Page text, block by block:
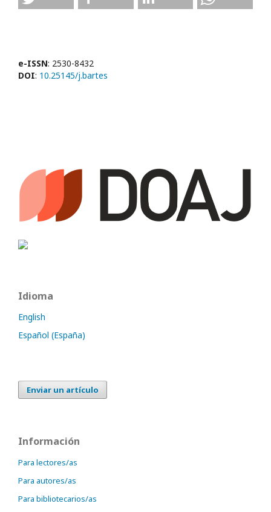
e-ISSN: 2530-8432
DOI: 10.25145/j.bartes
Idioma
English
Español (España)
Enviar un artículo
Información
Para lectores/as
Para autores/as
Para bibliotecarios/as